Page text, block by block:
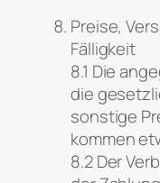
Preise,
Fälligkeit
8.1 Die
die
sonstige
kommen
8.2 Der